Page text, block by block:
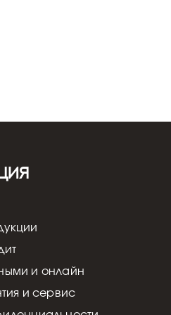
и онлайн
и сервис